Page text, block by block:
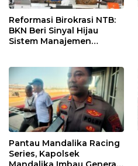
Reformasi Birokrasi NTB:
BKN Beri Sinyal Hijau
Sistem Manajemen
Pantau Mandalika Racing
Series, Kapolsek